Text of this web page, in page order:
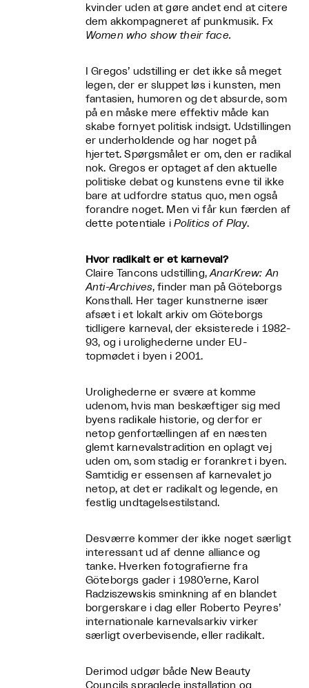
kvinder uden at gøre andet end at citere
dem akkompagneret af punkmusik. Fx
Women who show their face.
I Gregos’ udstilling er det ikke så meget
legen, der er sluppet løs i kunsten, men
fantasien, humoren og det absurde, som
på en måske mere effektiv måde kan
skabe fornyet politisk indsigt. Udstillingen
er underholdende og har noget på
hjertet. Spørgsmålet er om, den er radikal
nok. Gregos er optaget af den aktuelle
politiske debat og kunstens evne til ikke
bare at udfordre status quo, men også
forandre noget. Men vi får kun færden af
dette potentiale i Politics of Play.
Hvor radikalt er et karneval?
Claire Tancons udstilling,AnarKrew: An
Anti-Archives, finder man på Göteborgs
Konsthall. Her tager kunstnerne især
afsæt i et lokalt arkiv om Göteborgs
tidligere karneval, der eksisterede i 1982-
93, og i urolighederne under EU-
topmødet i byen i 2001.
Urolighederne er svære at komme
udenom, hvis man beskæftiger sig med
byens radikale historie, og derfor er
netop genfortællingen af en næsten
glemt karnevalstradition en oplagt vej
uden om, som stadig er forankret i byen.
Samtidig er essensen af karnevalet jo
netop, at det er radikalt og legende, en
festlig undtagelsestilstand.
Desværre kommer der ikke noget særligt
interessant ud af denne alliance og
tanke. Hverken fotografierne fra
Göteborgs gader i 1980’erne, Karol
Radziszewskis sminkning af en blandet
borgerskare i dag eller Roberto Peyres’
internationale karnevalsarkiv virker
særligt overbevisende, eller radikalt.
Derimod udgør både New Beauty
Councils spraglede installation og